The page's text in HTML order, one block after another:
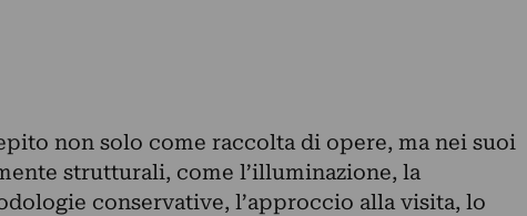
non solo come raccolta di opere, ma nei suoi
strutturali, come l’illuminazione, la
conservative, l’approccio alla visita, lo